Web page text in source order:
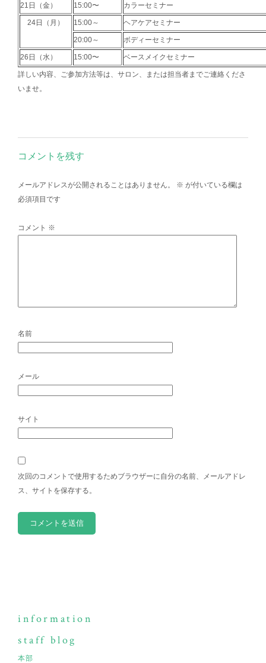
21日（金） 15:00〜 カラーセミナー
24日（月） 15:00～ ヘアケアセミナー
20:00～ ボディーセミナー
26日（水） 15:00〜 ベースメイクセミナー
詳しい内容、ご参加方法等は、サロン、または担当者までご連絡くださ
いませ。
コメントを残す
メールアドレスが公開されることはありません。 ※ が付いている欄は
必須項目です
コメント ※
名前
メール
サイト
次回のコメントで使用するためブラウザーに自分の名前、メールアドレ
ス、サイトを保存する。
information
staff blog
本部